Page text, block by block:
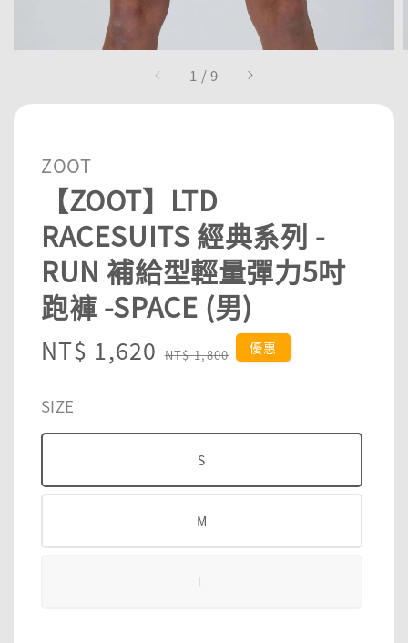
1 /9
ZOOT
【ZOOT】LTD
RACESUITS 經典系列 -
RUN 補給型輕量彈力5吋
跑褲 -SPACE (男)
Sale
NT$ 1,620 Regular
NT$ 1,800 優惠
SIZE
S
M
L